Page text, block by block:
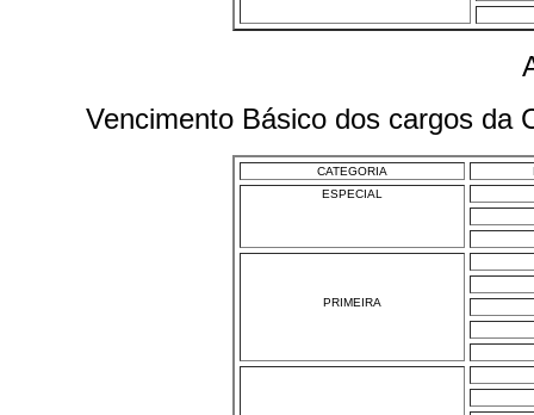
Vencimento Básico dos cargos da
CATEGORIA
ESPECIAL
PRIMEIRA